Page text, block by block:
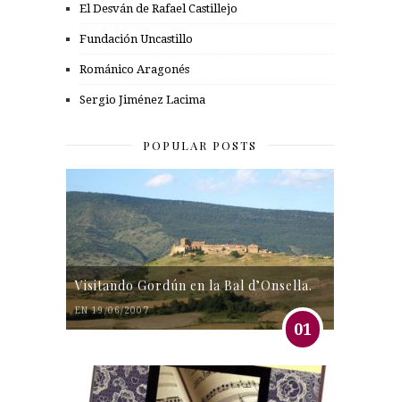
El Desván de Rafael Castillejo
Fundación Uncastillo
Románico Aragonés
Sergio Jiménez Lacima
POPULAR POSTS
Visitando Gordún en la Bal d’Onsella.
EN 19/06/2007
01